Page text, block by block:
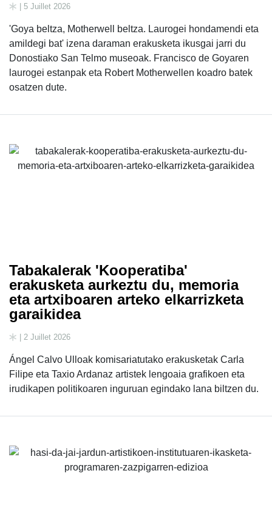
| 5 Juillet 2026
'Goya beltza, Motherwell beltza. Laurogei hondamendi eta
amildegi bat' izena daraman erakusketa ikusgai jarri du
Donostiako San Telmo museoak. Francisco de Goyaren
laurogei estanpak eta Robert Motherwellen koadro batek
osatzen dute.
Tabakalerak 'Kooperatiba'
erakusketa aurkeztu du, memoria
eta artxiboaren arteko elkarrizketa
garaikidea
| 2 Juillet 2026
Ángel Calvo Ulloak komisariatutako erakusketak Carla
Filipe eta Taxio Ardanaz artistek lengoaia grafikoen eta
irudikapen politikoaren inguruan egindako lana biltzen du.